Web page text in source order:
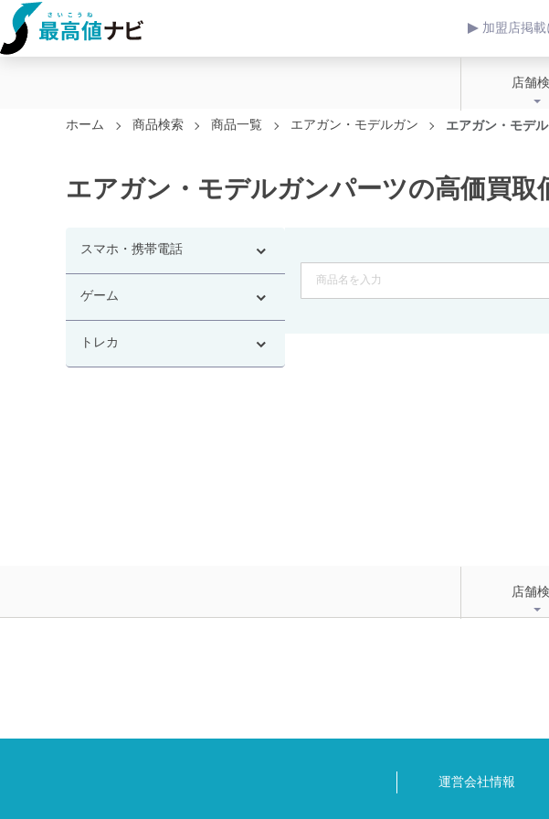
加盟店掲載
店舗
ホーム 商品検索 商品一覧 エアガン・モデルガン エアガン・モデ
エアガン・モデルガンパーツの高価買取
スマホ・携帯電話
ゲーム
トレカ
店舗
運営会社情報